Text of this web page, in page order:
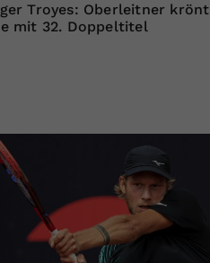
Troyes: Oberleitner krönt
mit 32. Doppeltitel